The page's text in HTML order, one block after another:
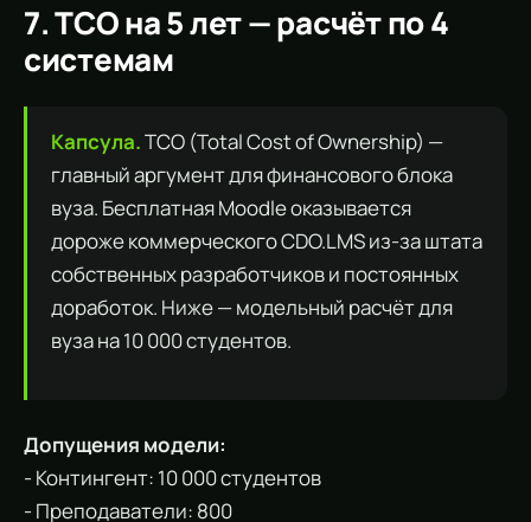
7. TCO на 5 лет — расчёт по 4
системам
Капсула.TCO (Total Cost of Ownership) —
главный аргумент для финансового блока
вуза. Бесплатная Moodle оказывается
дороже коммерческого CDO.LMS из-за штата
собственных разработчиков и постоянных
доработок. Ниже — модельный расчёт для
вуза на 10 000 студентов.
Допущения модели:
- Контингент: 10 000 студентов
- Преподаватели: 800